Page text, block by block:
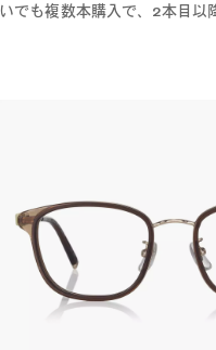
いでも複数本購入で、2本目以